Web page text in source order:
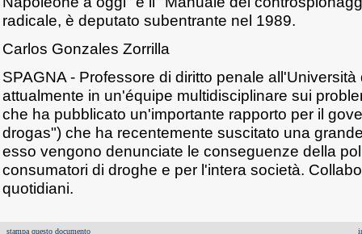
radicale, è deputato subentrante nel 1989.
Carlos Gonzales Zorrilla
SPAGNA - Professore di diritto penale
attualmente in un'équipe multidisciplinare sui
che ha pubblicato un'importante rapporto per il
drogas") che ha recentemente suscitato una
esso vengono denunciate le conseguenze della
consumatori di droghe e per l'intera società.
quotidiani.
stampa questo documento